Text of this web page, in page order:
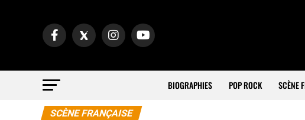
BIOGRAPHIES POP ROCK SCÈNE
SCÈNE FRANÇAISE